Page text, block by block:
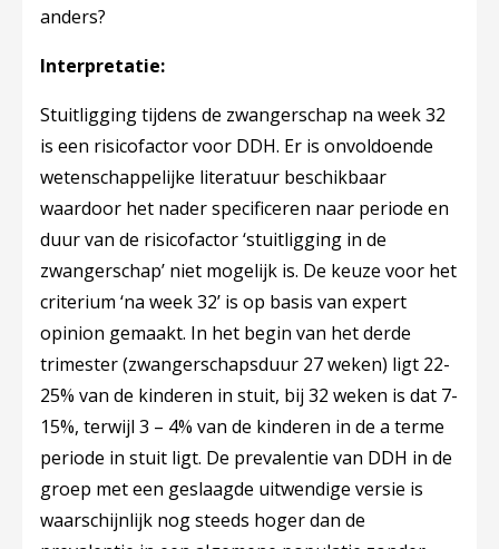
anders?
Interpretatie:
Stuitligging tijdens de zwangerschap na week 32
is een risicofactor voor DDH. Er is onvoldoende
wetenschappelijke literatuur beschikbaar
waardoor het nader specificeren naar periode en
duur van de risicofactor ‘stuitligging in de
zwangerschap’ niet mogelijk is. De keuze voor het
criterium ‘na week 32’ is op basis van expert
opinion gemaakt. In het begin van het derde
trimester (zwangerschapsduur 27 weken) ligt 22-
25% van de kinderen in stuit, bij 32 weken is dat 7-
15%, terwijl 3 – 4% van de kinderen in de a terme
periode in stuit ligt. De prevalentie van DDH in de
groep met een geslaagde uitwendige versie is
waarschijnlijk nog steeds hoger dan de